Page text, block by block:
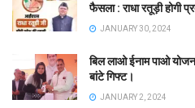
फैसला : राधा रतूड़ी होगी
JANUARY 30, 2024
बिल लाओ ईनाम पाओ
बांटे गिफ्ट।
JANUARY 2, 2024